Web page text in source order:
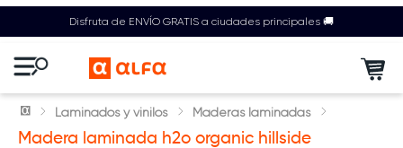
Disfruta de ENVÍO GRATIS a ciudades principales 🚚
Laminados y vinilos Maderas laminadas
Madera laminada h2o organic hillside